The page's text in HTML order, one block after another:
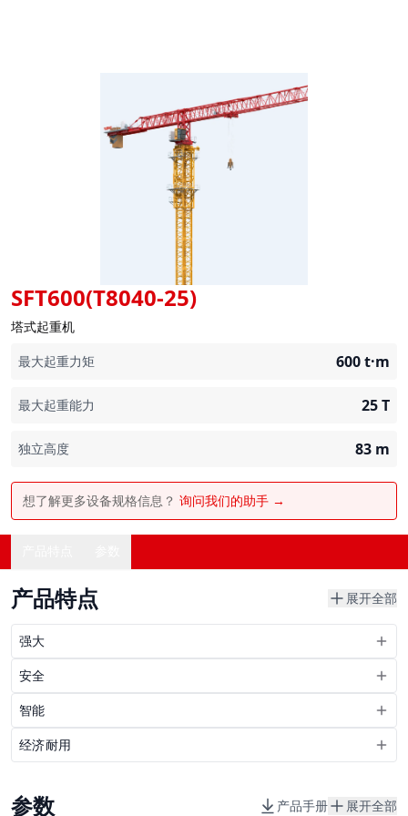
SFT600(T8040-25)
塔式起重机
最大起重力矩
600t·m
最大起重能力 25T
独立高度 83 m
想了解更多设备规格信息？ 询问我们的助手 →
产品特点 展开全部
强大
安全
智能
经济耐用
参数 产品手册 展开全部